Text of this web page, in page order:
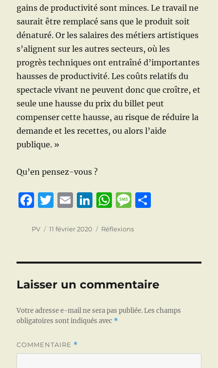
gains de productivité sont minces. Le travail ne
saurait être remplacé sans que le produit soit
dénaturé. Or les salaires des métiers artistiques
s’alignent sur les autres secteurs, où les
progrès techniques ont entraîné d’importantes
hausses de productivité. Les coûts relatifs du
spectacle vivant ne peuvent donc que croître, et
seule une hausse du prix du billet peut
compenser cette hausse, au risque de réduire la
demande et les recettes, ou alors l’aide
publique. »
Qu’en pensez-vous ?
F
c
b
o
o
k
T
it
r
E
ai
Li
k
d
I
n
W
at
A
p
p
M
ss
g
e
g
er
Auteur
PV
Publié
11 février 2020 Catégories
Réflexions
Laisser un commentaire
Votre adresse e-mail ne sera pas publiée. Les champs
obligatoires sont indiqués avec *
COMMENTAIRE *